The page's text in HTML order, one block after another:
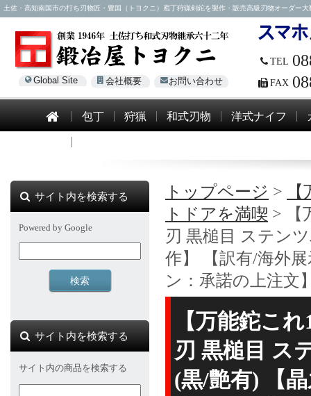
土佐・高知南国市の打ち刃物匠・豊国（トヨクニ）庖丁狩猟剣鉈を製作・販売高級刃物オーダー
Global Site 会社概要 お問い合わせ
TEL
FAX
包丁 狩猟 和式刃物 洋式ナイフ
トップページ >
トドアを満喫 > 【
刃 黒槌目 ステン
作】 【訳有/海外
ン：承諾の上注文
【万能鉈こ
刃 黒槌目 ス
(黒/艶有) 【
サイト内を検索する
Powered by Google
サイト内を検索する
サイト内の商品を検索する